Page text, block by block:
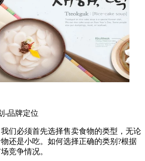
品牌定位
必须首先选择售卖食物的类型，无论
还是小吃。如何选择正确的类别?根据
竞争情况。